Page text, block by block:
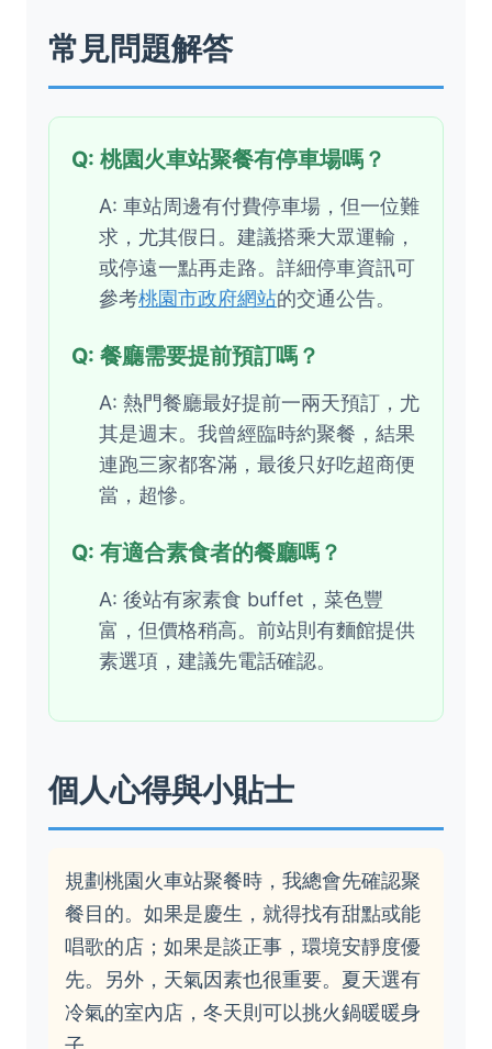
常見問題解答
Q: 桃園火車站聚餐有停車場嗎？
A: 車站周邊有付費停車場，但一位難
求，尤其假日。建議搭乘大眾運輸，
或停遠一點再走路。詳細停車資訊可
參考桃園市政府網站的交通公告。
Q: 餐廳需要提前預訂嗎？
A: 熱門餐廳最好提前一兩天預訂，尤
其是週末。我曾經臨時約聚餐，結果
連跑三家都客滿，最後只好吃超商便
當，超慘。
Q: 有適合素食者的餐廳嗎？
A: 後站有家素食 buffet，菜色豐
富，但價格稍高。前站則有麵館提供
素選項，建議先電話確認。
個人心得與小貼士
規劃桃園火車站聚餐時，我總會先確認聚
餐目的。如果是慶生，就得找有甜點或能
唱歌的店；如果是談正事，環境安靜度優
先。另外，天氣因素也很重要。夏天選有
冷氣的室內店，冬天則可以挑火鍋暖暖身